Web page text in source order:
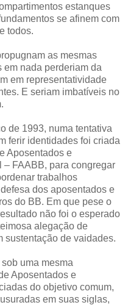
estanques
se afinem com
todos.
as mesmas
em nada perderiam da
em representatividade
E seriam imbatíveis no
de 1993, numa tentativa
ferir identidades foi criada
Aposentados e
FAABB, para congregar
trabalhos
dos aposentados e
do BB. Em que pese o
não foi o esperado
alegação de
sustentação de vaidades.
uma mesma
Aposentados e
do objetivo comum,
em suas siglas,